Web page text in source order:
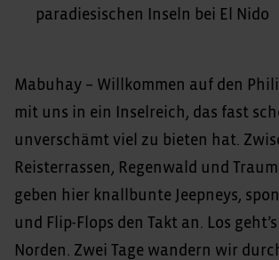
paradiesischen Inseln bei El Nido
Mabuhay – Willkommen auf den
mit uns in ein Inselreich, das fast
unverschämt viel zu bieten hat.
Reisterrassen, Regenwald und
geben hier knallbunte Jeepneys,
und Flip-Flops den Takt an. Los
Norden. Zwei Tage wandern wir